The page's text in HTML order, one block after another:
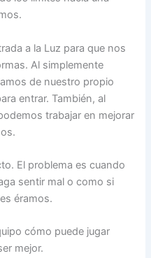
a la Luz para que nos
Al simplemente
de nuestro propio
entrar. También, al
trabajar en mejorar
El problema es cuando
sentir mal o como si
éramos.
cómo puede jugar
mejor.